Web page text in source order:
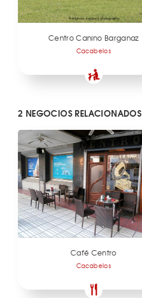
Centro Canino Barganaz
Cacabelos
2 NEGOCIOS RELACIONADOS
Café Centro
Cacabelos